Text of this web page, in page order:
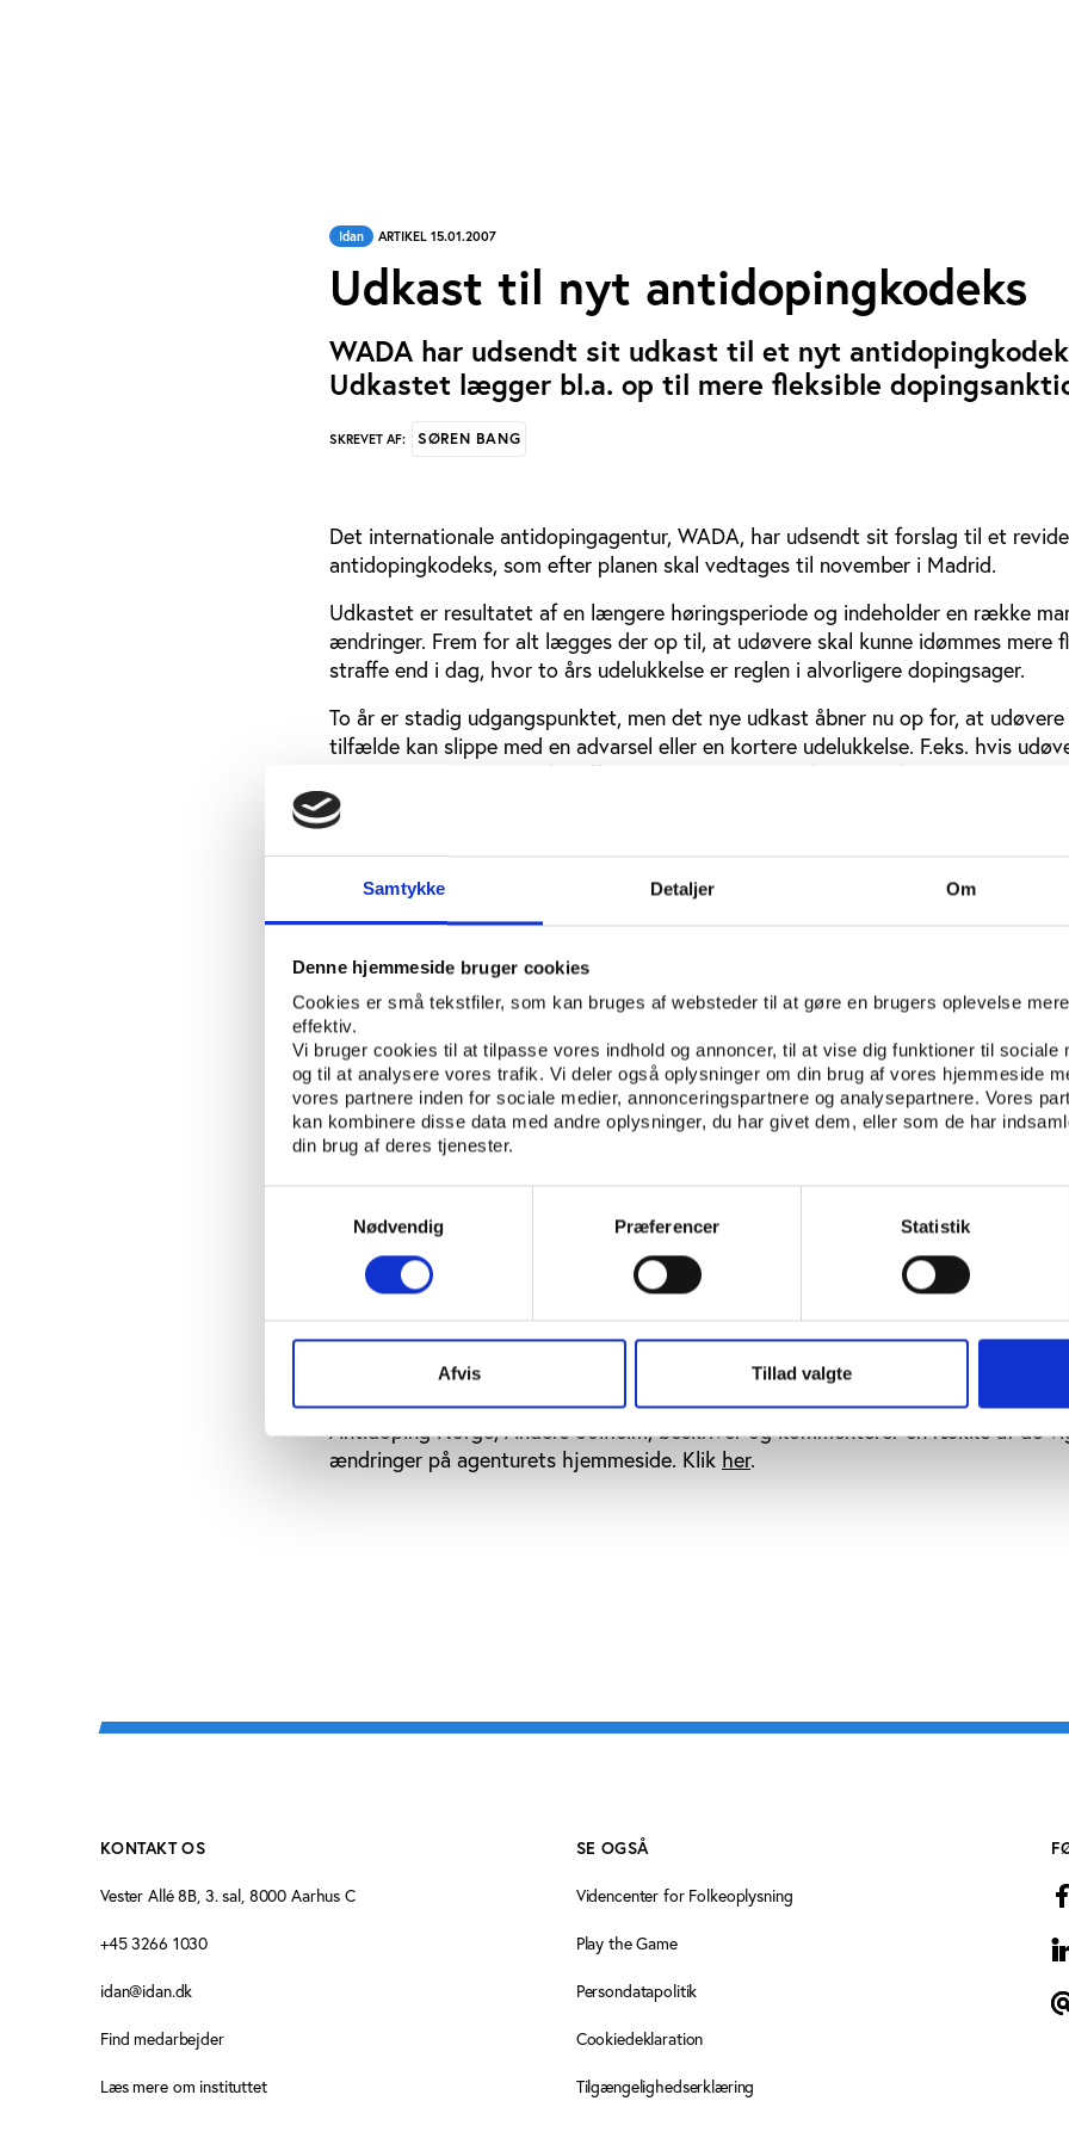
Samtykke Detaljer Om
Denne hjemmeside bruger cookies
Cookies er små tekstfiler, som kan bruges af websteder til at gøre en brugers oplevelse mere
effektiv.
Vi bruger cookies til at tilpasse vores indhold og annoncer, til at vise dig funktioner til sociale
og til at analysere vores trafik. Vi deler også oplysninger om din brug af vores hjemmeside
vores partnere inden for sociale medier, annonceringspartnere og analysepartnere. Vores
kan kombinere disse data med andre oplysninger, du har givet dem, eller som de har
din brug af deres tjenester.
Nødvendig
Præferencer Statistik
Afvis Tillad valgte
Idan ARTIKEL 15.01.2007
Udkast til nyt antidopingkodeks
WADA har udsendt sit udkast til et nyt
Udkastet lægger bl.a. op til mere fleksible
SKREVET AF: SØREN BANG
Det internationale antidopingagentur, WADA, har udsendt sit forslag til et
antidopingkodeks, som efter planen skal vedtages til november i Madrid.
Udkastet er resultatet af en længere høringsperiode og indeholder en række
ændringer. Frem for alt lægges der op til, at udøvere skal kunne idømmes mere
straffe end i dag, hvor to års udelukkelse er reglen i alvorligere dopingsager.
To år er stadig udgangspunktet, men det nye udkast åbner nu op for, at
tilfælde kan slippe med en advarsel eller en kortere udelukkelse. F.eks. hvis
bevise, at indtagelsen af stoffet ikke skete med det formål at forbedre
har bidraget aktivt til opklaringen af en sag.
Skærpet kurs mod systematisk doping
Desuden sker der en kraftig skærpelse af sanktionerne mod de udøvere, som
meddele, hvor de befinder sig, så der kan udføres uanmeldt kontrol. Hidtil har
minimumsstraffen for udøvere, som ikke levede op til kravene, været tre
udelukkelse. I udkastet er strafferammen nu hævet til 1-2 år.
Herudover rummer udkastet en række andre ændringer. Blandt andet
åbner udkastet mulighed for, at de såkaldte blod- og urinprofiler kan bruges som
den 15.-17. november i Madrid.
Læs mere
Se det nye udkast på WADA's hjemmeside samt høringssvarene. Klikher.Daglig
Antidoping Norge, Anders Solheim, beskriver og kommenterer en række af de
ændringer på agenturets hjemmeside. Klik her.
KONTAKT OS
Vester Allé 8B, 3. sal, 8000 Aarhus C
+45 3266 1030
idan@idan.dk
Find medarbejder
Læs mere om instituttet
SE OGSÅ
Videncenter for Folkeoplysning
Play the Game
Persondatapolitik
Cookiedeklaration
Tilgængelighedserklæring